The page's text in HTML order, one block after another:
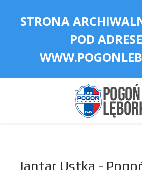
STRONA
POD
Jantar Ustka -